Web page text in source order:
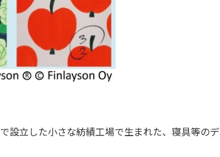
設立した小さな紡績工場で生まれた、寝具等のデ